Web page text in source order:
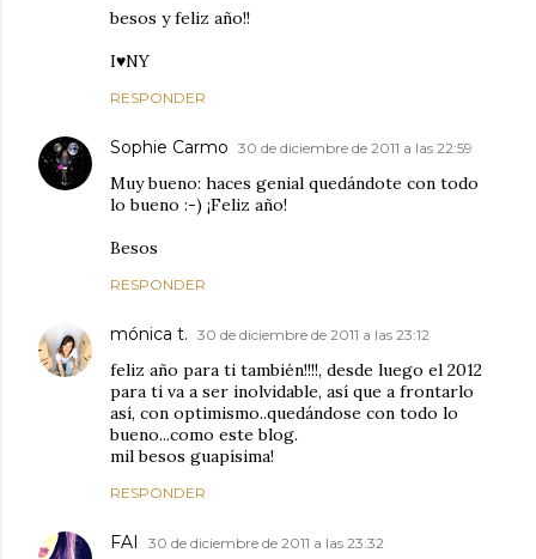
besos y feliz año!!
I♥NY
RESPONDER
Sophie Carmo 30 de diciembre de 2011 a las 22:59
Muy bueno: haces genial quedándote con todo
lo bueno :-) ¡Feliz año!
Besos
RESPONDER
mónica t. 30 de diciembre de 2011 a las 23:12
feliz año para ti también!!!!, desde luego el 2012
para ti va a ser inolvidable, así que a frontarlo
así, con optimismo..quedándose con todo lo
bueno...como este blog.
mil besos guapísima!
RESPONDER
FAI 30 de diciembre de 2011 a las 23:32